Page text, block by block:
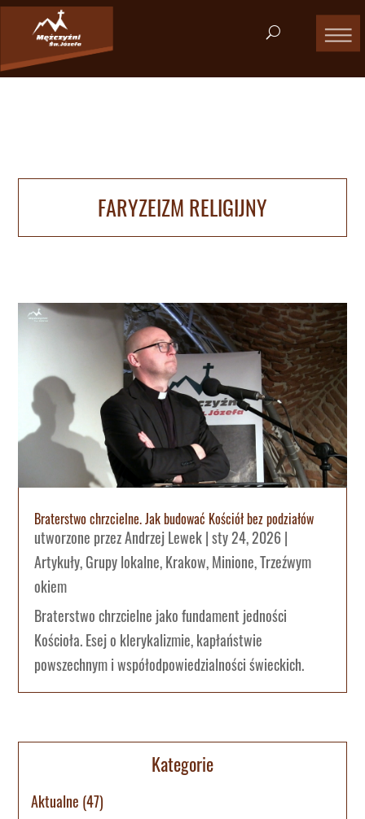
FARYZEIZM RELIGIJNY
Braterstwo chrzcielne. Jak budować Kościół bez podziałów
utworzone przezAndrzej Lewek|sty 24, 2026|
Artykuły,Grupy lokalne,Krakow,Minione,Trzeźwym
okiem
Braterstwo chrzcielne jako fundament jedności
Kościoła. Esej o klerykalizmie, kapłaństwie
powszechnym i współodpowiedzialności świeckich.
Kategorie
Aktualne (47)